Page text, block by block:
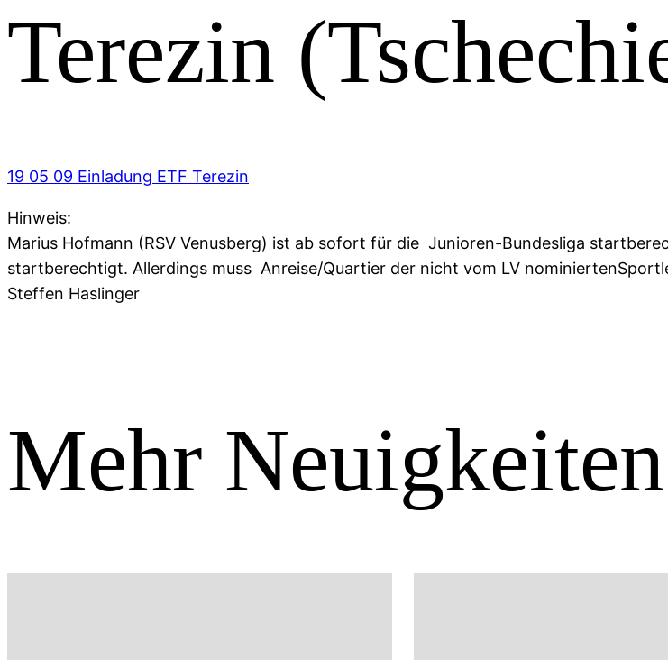
Terezin
19 05 09 Einladung ETF Terezin
Hinweis:
Marius Hofmann (RSV Venusberg) ist ab sofort für die Junioren-Bundesliga
startberechtigt. Allerdings muss Anreise/Quartier der nicht vom LV
Steffen Haslinger
Mehr Neuigkeiten